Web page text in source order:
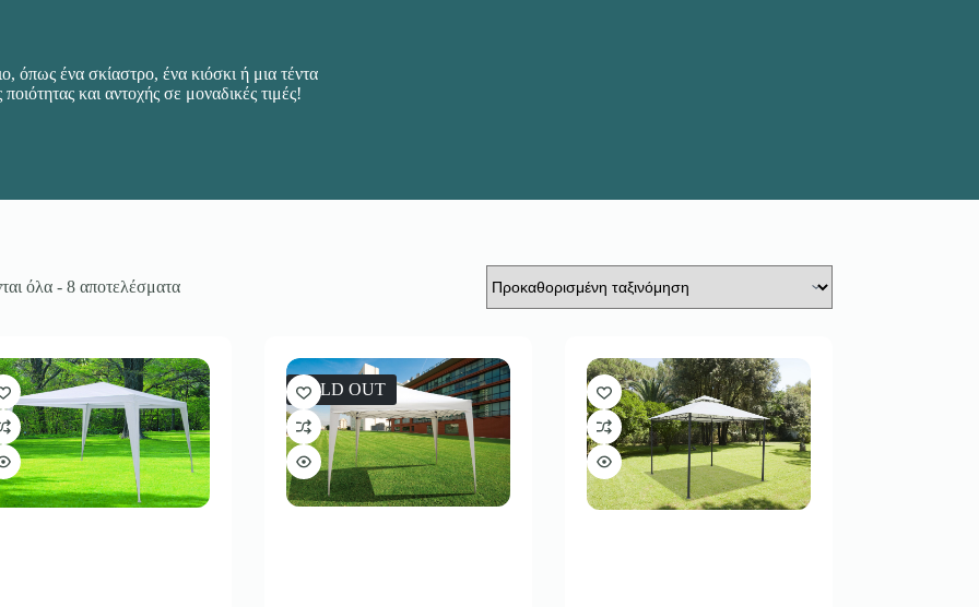
όπως ένα σκίαστρο, ένα κιόσκι ή μια τέντα
και αντοχής σε μοναδικές τιμές!
όλα - 8 αποτελέσματα
SOLD OUT